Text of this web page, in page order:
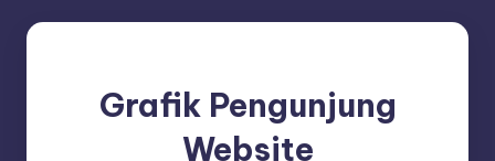
Grafik Pengunjung
Website